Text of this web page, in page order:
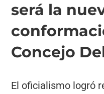
será la
Concejo
El oficialismo logró